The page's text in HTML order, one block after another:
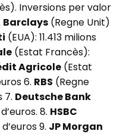
Inversions per valor
Barclays (Regne Unit)
(EUA): 11.413 milions
(Estat Francès):
Agricole (Estat
6. RBS (Regne
7. Deutsche Bank
8. HSBC
9. JP Morgan